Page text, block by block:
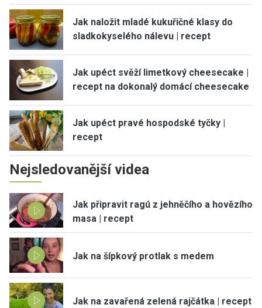
Jak naložit mladé kukuřičné klasy do
sladkokyselého nálevu | recept
Jak upéct svěží limetkový cheesecake |
recept na dokonalý domácí cheesecake
Jak upéct pravé hospodské tyčky |
recept
Nejsledovanější videa
Jak připravit ragú z jehněčího a hovězího
masa | recept
Jak na šípkový protlak s medem
Jak na zavařená zelená rajčátka | recept